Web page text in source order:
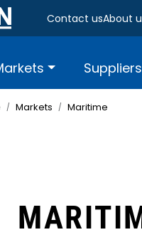
Contact usAbout
Suppliers
Markets Maritime